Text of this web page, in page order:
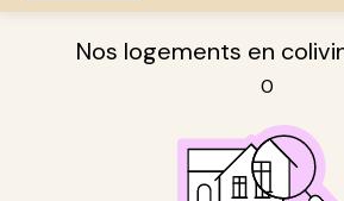
Nos logements en
0